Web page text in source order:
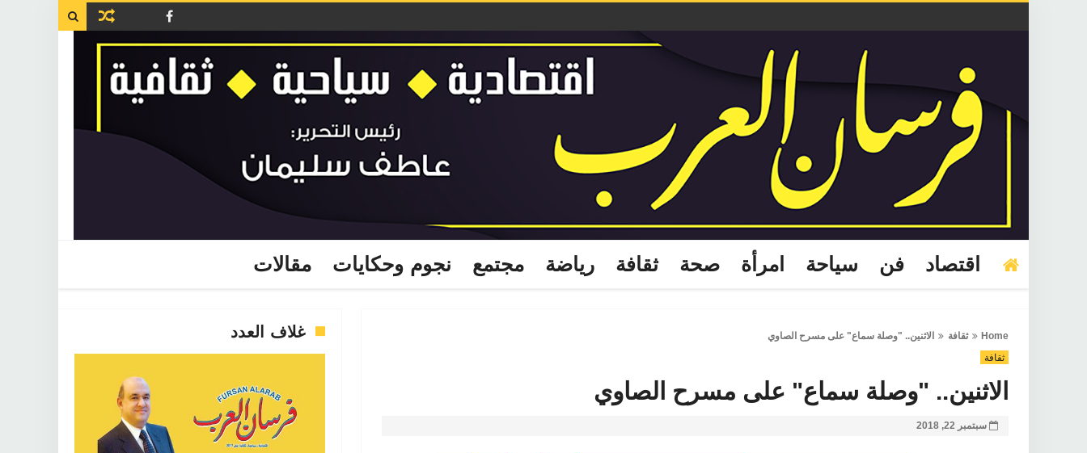

اقتصاد فن سياحة امرأة صحة ثقافة رياضة مجتمع نجوم وحكايات مقالات
Home ثقافة
الاثنين.. "وصلة سماع" على مسرح الصاوي
ثقافة
الاثنين.. "وصلة سماع" على مسرح الصاوي
سبتمبر 22, 2018
غلاف العدد